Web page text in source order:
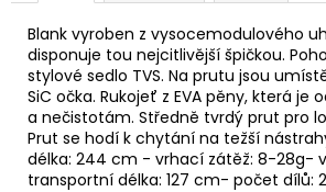
Blank vyroben z vysocemodulového
disponuje tou nejcitlivější špičkou.
stylové sedlo TVS. Na prutu jsou
SiC očka. Rukojeť z EVA pěny, která je
a nečistotám. Středně tvrdý prut pro
Prut se hodí k chytání na težší
délka: 244 cm - vrhací zátěž: 8-28g-
transportní délka: 127 cm- počet dílů: 2